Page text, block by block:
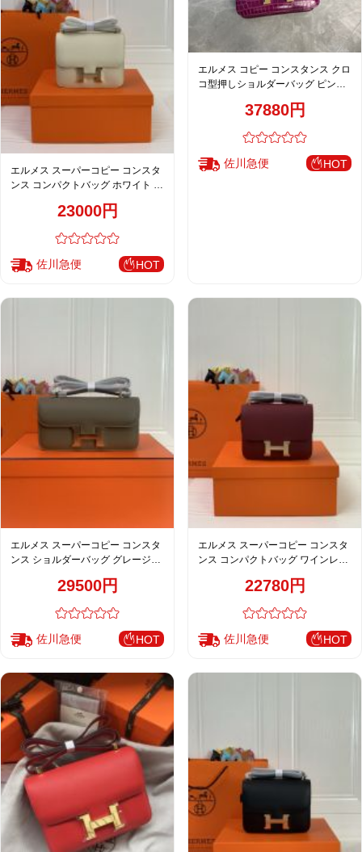
エルメス スーパーコピー コンスタ
ンス コンパクトバッグ ホワイト ゴ
23000円
佐川急便 HOT
エルメス コピー コンスタンス クロ
コ型押しショルダーバッグ ピンク
37880円
佐川急便 HOT
エルメス スーパーコピー コンスタ
ンス ショルダーバッグ グレージュ
29500円
佐川急便 HOT
エルメス スーパーコピー コンスタ
ンス コンパクトバッグ ワインレッ
22780円
佐川急便 HOT